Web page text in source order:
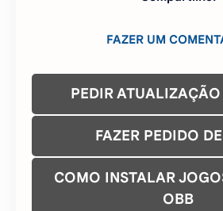
FAZER UM
PEDIR
FAZER PEDIDO
COMO INSTALAR
OBB